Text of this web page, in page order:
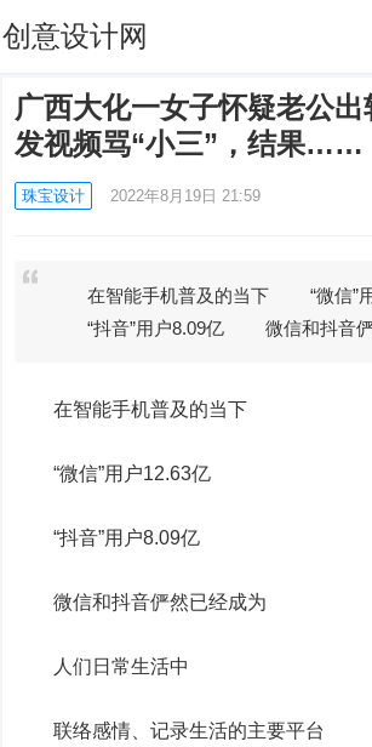
创意设计网
广西大化一女子怀疑老公
发视频骂“小三”，结果……
珠宝设计 2022年8月19日 21:59
在智能手机普及的当下 “微信”用
“抖音”用户8.09亿 微信和抖音俨
在智能手机普及的当下
“微信”用户12.63亿
“抖音”用户8.09亿
微信和抖音俨然已经成为
人们日常生活中
联络感情、记录生活的主要平台